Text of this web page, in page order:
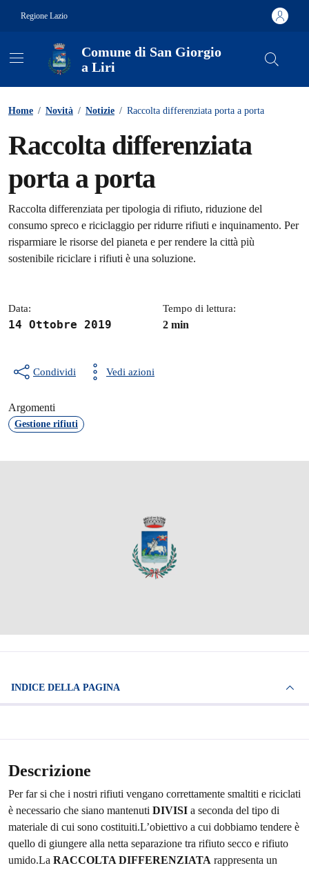
Regione Lazio
Comune di San Giorgio
a Liri
Home / Novità / Notizie / Raccolta differenziata porta a porta
Raccolta differenziata
porta a porta
Dettagli della notizia
Raccolta differenziata per tipologia di rifiuto, riduzione del
consumo spreco e riciclaggio per ridurre rifiuti e inquinamento. Per
risparmiare le risorse del pianeta e per rendere la città più
sostenibile riciclare i rifiuti è una soluzione.
Data:
14 Ottobre 2019
Tempo di lettura:
2 min
Condividi Vedi azioni
Argomenti
Gestione rifiuti
INDICE DELLA PAGINA
Descrizione
Per far si che i nostri rifiuti vengano correttamente smaltiti e riciclati
è necessario che siano mantenuti DIVISI a seconda del tipo di
materiale di cui sono costituiti.L’obiettivo a cui dobbiamo tendere è
quello di giungere alla netta separazione tra rifiuto secco e rifiuto
umido.La RACCOLTA DIFFERENZIATA rappresenta un